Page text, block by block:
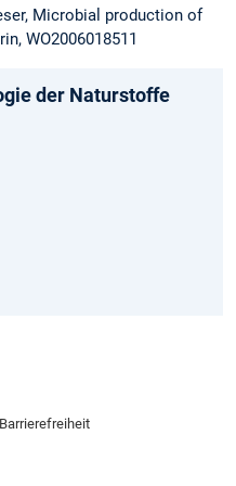
Microbial production of
WO2006018511
der Naturstoffe
Barrierefreiheit